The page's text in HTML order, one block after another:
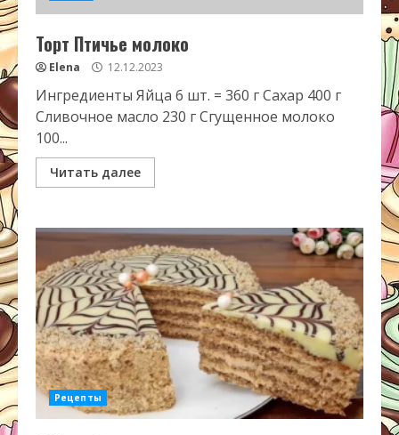
Торт Птичье молоко
Elena 12.12.2023
Ингредиенты Яйца 6 шт. = 360 г Сахар 400 г
Сливочное масло 230 г Сгущенное молоко
100...
Читать далее
Рецепты